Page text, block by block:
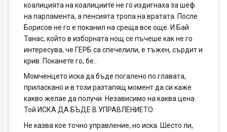
коалицията на коалициите не го издигнаха за шеф
на парламента, а пенсията тропа на вратата. После
Борисов не го е поканил на среща все още. И Бай
Танас, който в изборната нощ се пъчеше как не го
интересува, че ГЕРБ са спечелили, е тъжен, сърдит и
крив. Поканете го, бе..
Момченцето иска да бъде погалено по главата,
приласкано и в този разтапящ момент да си каже
какво желае да получи. Независимо на каква цена.
Той ИСКА ДА БЪДЕ В УПРАВЛЕНИЕТО.
Не казва кое точно управление, но иска. Шесто ли,